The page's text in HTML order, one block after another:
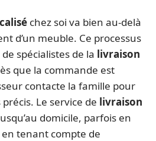
chez soi va bien au-delà
d’un meuble. Ce processus
spécialistes de la livraison
que la commande est
contacte la famille pour
Le service de livraison
domicile, parfois en
tenant compte de